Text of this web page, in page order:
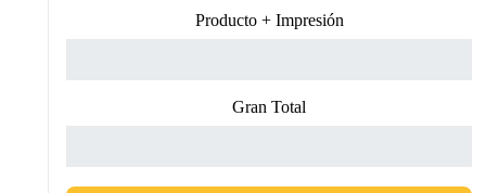
Producto + Impresión
Gran Total